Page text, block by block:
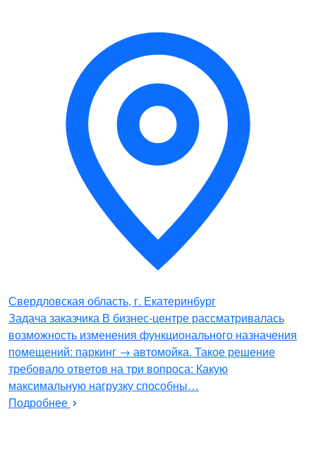
Свердловская область, г. Екатеринбург
Задача заказчика В бизнес-центре рассматривалась
возможность изменения функционального назначения
помещений: паркинг → автомойка. Такое решение
требовало ответов на три вопроса: Какую
максимальную нагрузку способны…
Подробнее